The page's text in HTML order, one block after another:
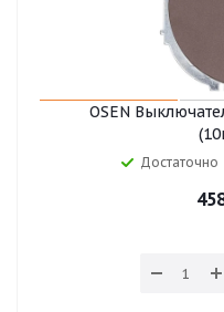
OSEN
Достаточно